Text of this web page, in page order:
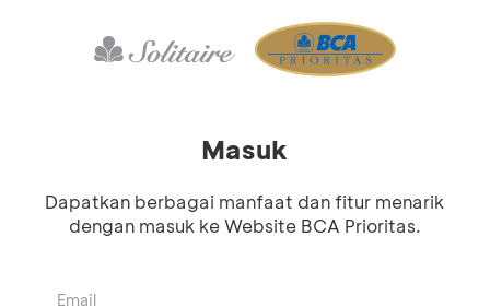
Masuk
Dapatkan berbagai manfaat dan fitur menarik
dengan masuk ke Website BCA Prioritas.